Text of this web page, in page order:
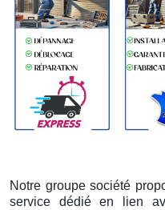
Notre groupe société
service dédié en lien